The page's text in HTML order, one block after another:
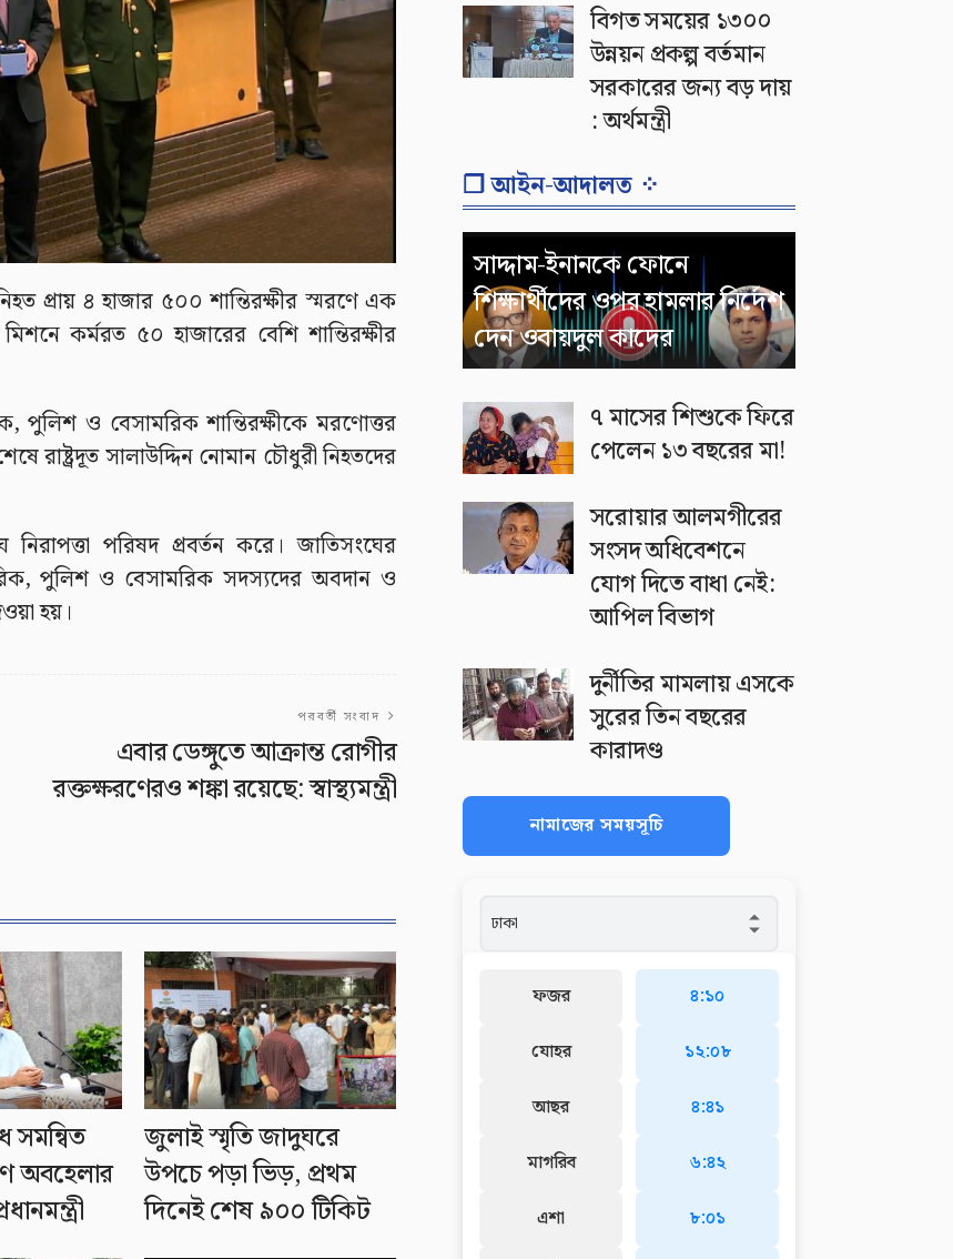
প্রায় ৪ হাজার ৫০০ শান্তিরক্ষীর স্মরণে এক
কর্মরত ৫০ হাজারের বেশি শান্তিরক্ষীর
ও বেসামরিক শান্তিরক্ষীকে মরণোত্তর
রাষ্ট্রদূত সালাউদ্দিন নোমান চৌধুরী নিহতদের
পরিষদ প্রবর্তন করে। জাতিসংঘের
পুলিশ ও বেসামরিক সদস্যদের অবদান ও
হয়।
পরবর্তী সংবাদ
এবার ডেঙ্গুতে আক্রান্ত রোগীর
রক্তক্ষরণেরও শঙ্কা রয়েছে: স্বাস্থ্যমন্ত্রী
অবহেলার
জুলাই স্মৃতি জাদুঘরে
উপচে পড়া ভিড়, প্রথম
দিনেই শেষ ৯০০ টিকিট
বিগত সময়ের ১৩০০
উন্নয়ন প্রকল্প বর্তমান
সরকারের জন্য বড় দায়
: অর্থমন্ত্রী
❐ আইন-আদালত ⁘
সাদ্দাম-ইনানকে ফোনে
শিক্ষার্থীদের ওপর হামলার নির্দেশ
দেন ওবায়দুল কাদের
৭ মাসের শিশুকে ফিরে
পেলেন ১৩ বছরের মা!
সরোয়ার আলমগীরের
সংসদ অধিবেশনে
যোগ দিতে বাধা নেই:
আপিল বিভাগ
দুর্নীতির মামলায় এসকে
সুরের তিন বছরের
কারাদণ্ড
নামাজের সময়সূচি
ফজর
যোহর
আছর
মাগরিব
এশা
৪:১০
১২:০৮
৪:৪১
৬:৪২
৮:০১